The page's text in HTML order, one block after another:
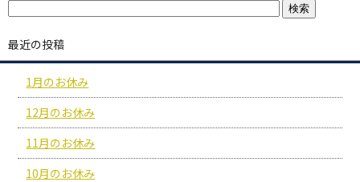
最近の投稿
1月のお休み
12月のお休み
11月のお休み
10月のお休み